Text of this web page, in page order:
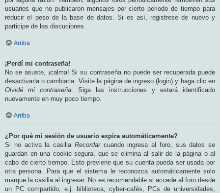
usuarios que no publicaron mensajes por cierto periodo de tiempo para
reducir el peso de la base de datos. Si es así, registrese de nuevo y
participe de las discuciones.
Arriba
¡Perdí mi contraseña!
No se asuste, ¡calma! Si su contraseña no puede ser recuperada puede
desactivarla o cambiarla. Visite la página de ingreso (login) y haga clic en
Olvidé mi contraseña. Siga las instrucciones y estará identificado
nuevamente en muy poco tiempo.
Arriba
¿Por qué mi sesión de usuario expira automáticamente?
Si no activa la casilla Recordarcuando ingresa al foro, sus datos se
guardan en una cookie segura, que se elimina al salir de la página o al
cabo de cierto tiempo. Esto previene que su cuenta pueda ser usada por
otra persona. Para que el sistema le reconozca automáticamente solo
marque la casilla al ingresar. No es recomendable si accede al foro desde
un PC compartido, e.j. biblioteca, cyber-cafés, PCs de universidades,